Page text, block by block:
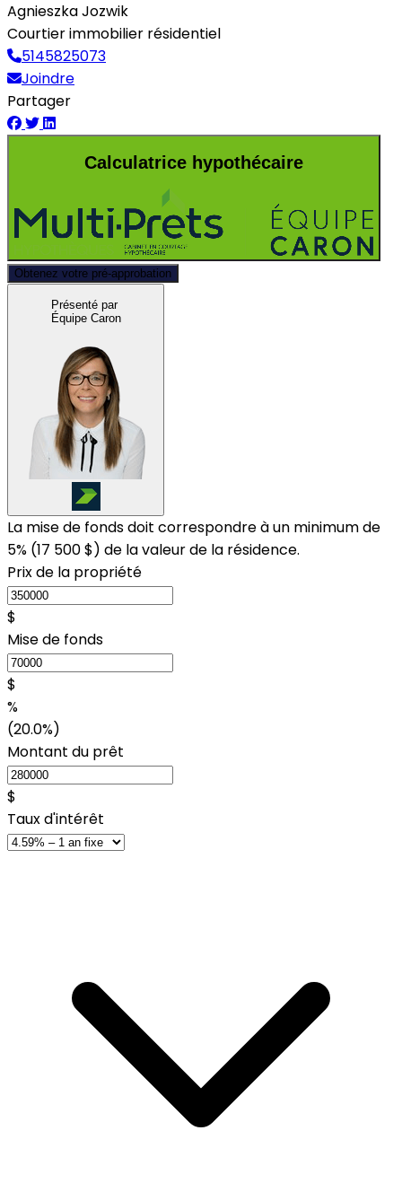
Agnieszka Jozwik
Courtier immobilier résidentiel
5145825073
Joindre
Partager
Calculatrice hypothécaire
Obtenez votre pré-approbation
Présenté par
Équipe Caron
La mise de fonds doit correspondre à un minimum de
5% (17 500 $) de la valeur de la résidence.
Prix de la propriété
$
Mise de fonds
$
%
(20.0%)
Montant du prêt
$
Taux d'intérêt